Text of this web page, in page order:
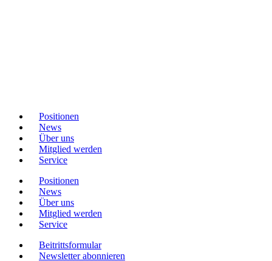
Positionen
News
Über uns
Mitglied werden
Service
Positionen
News
Über uns
Mitglied werden
Service
Beitrittsformular
Newsletter abonnieren